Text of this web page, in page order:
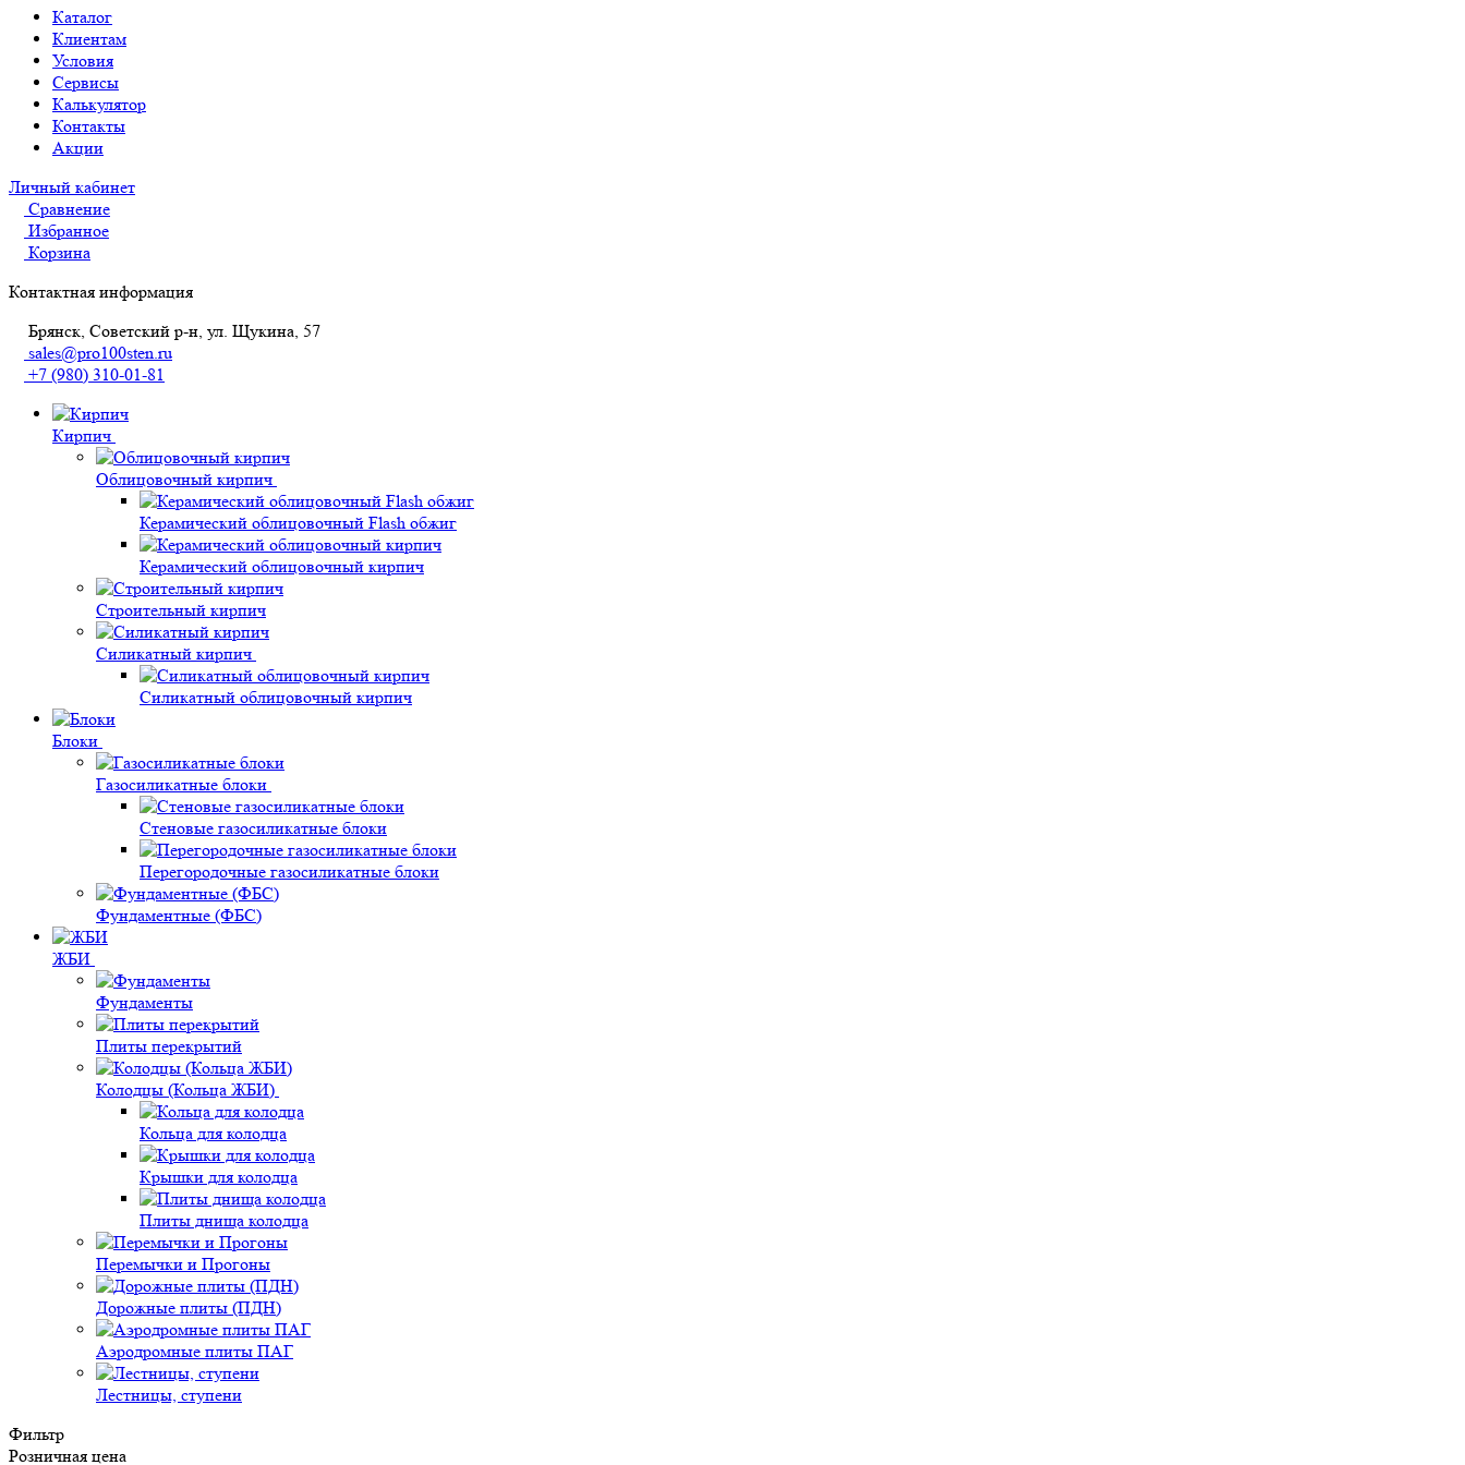
Каталог
Клиентам
Условия
Сервисы
Калькулятор
Контакты
Акции
Личный кабинет
Сравнение
Избранное
Корзина
Контактная информация
Брянск, Советский р-н, ул. Щукина, 57
sales@pro100sten.ru
+7 (980) 310-01-81
Кирпич
Облицовочный кирпич
Керамический облицовочный Flash обжиг
Керамический облицовочный кирпич
Строительный кирпич
Силикатный кирпич
Силикатный облицовочный кирпич
Блоки
Газосиликатные блоки
Стеновые газосиликатные блоки
Перегородочные газосиликатные блоки
Фундаментные (ФБС)
ЖБИ
Фундаменты
Плиты перекрытий
Колодцы (Кольца ЖБИ)
Кольца для колодца
Крышки для колодца
Плиты днища колодца
Перемычки и Прогоны
Дорожные плиты (ПДН)
Аэродромные плиты ПАГ
Лестницы, ступени
Фильтр
Розничная цена